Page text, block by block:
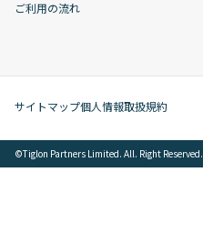
ご利用の流れ
サイトマップ個人情報取扱規約
©︎Tiglon Partners Limited. All. Right Reserved.